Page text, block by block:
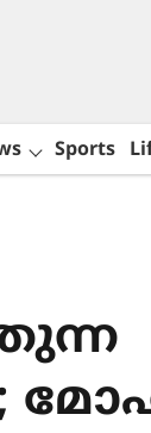
Sports